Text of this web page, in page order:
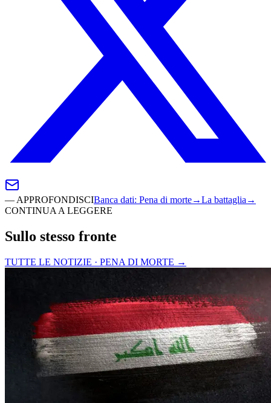
— APPROFONDISCIBanca dati: Pena di morte→La battaglia →
CONTINUA A LEGGERE
Sullo stesso fronte
TUTTE LE NOTIZIE · PENA DI MORTE →